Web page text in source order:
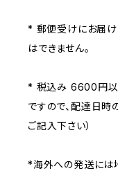
* 郵便受けにお届け
はできません。
* 税込み 6600円以
ですので、配達日時
ご記入下さい）
*海外への発送には